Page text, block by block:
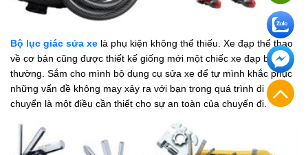
Bộ lục giác sửa xe là phụ kiện không thể thiếu. Xe đạp thể thao
về cơ bản cũng được thiết kế giống mới một chiếc xe đạp bình
thường. Sắm cho mình bộ dụng cụ sửa xe để tự mình khắc phục
những vấn đề không may xảy ra với bạn trong quá trình di
chuyển là một điều cần thiết cho sự an toàn của chuyến đi.